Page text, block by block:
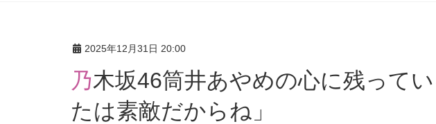
2025年12月31日 20:00
乃木坂46筒井あやめの心に残っている言葉「あな
たは素敵だからね」